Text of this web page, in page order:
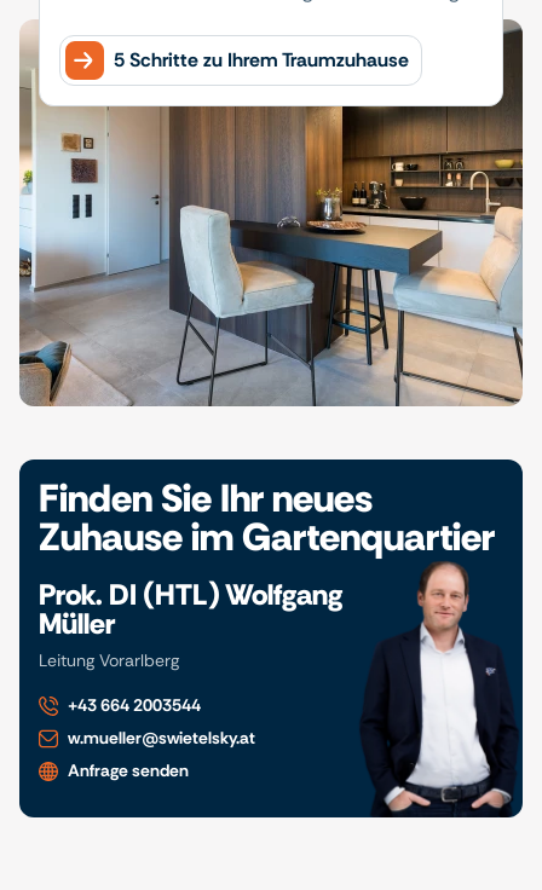
5 Schritte zu Ihrem Traumzuhause
Finden Sie Ihr neues
Zuhause im Gartenquartier
Prok. DI (HTL) Wolfgang
Müller
Leitung Vorarlberg
+43 664 2003544
w.mueller@swietelsky.at
Anfrage senden